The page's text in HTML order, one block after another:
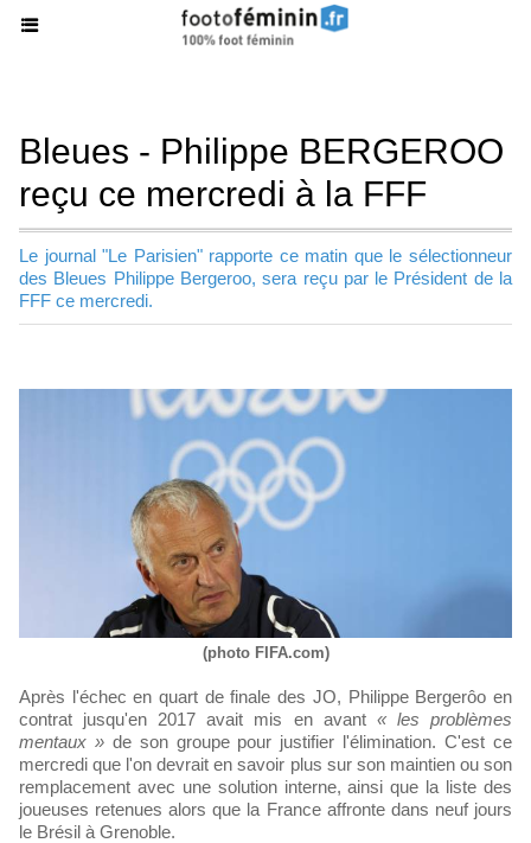
Bleues - Philippe BERGEROO
reçu ce mercredi à la FFF
Le journal "Le Parisien" rapporte ce matin que le sélectionneur
des Bleues Philippe Bergeroo, sera reçu par le Président de la
FFF ce mercredi.
(photo FIFA.com)
Après l'échec en quart de finale des JO, Philippe Bergerôo en
contrat jusqu'en 2017 avait mis en avant « les problèmes
mentaux »de son groupe pour justifier l'élimination. C'est ce
mercredi que l'on devrait en savoir plus sur son maintien ou son
remplacement avec une solution interne, ainsi que la liste des
joueuses retenues alors que la France affronte dans neuf jours
le Brésil à Grenoble.